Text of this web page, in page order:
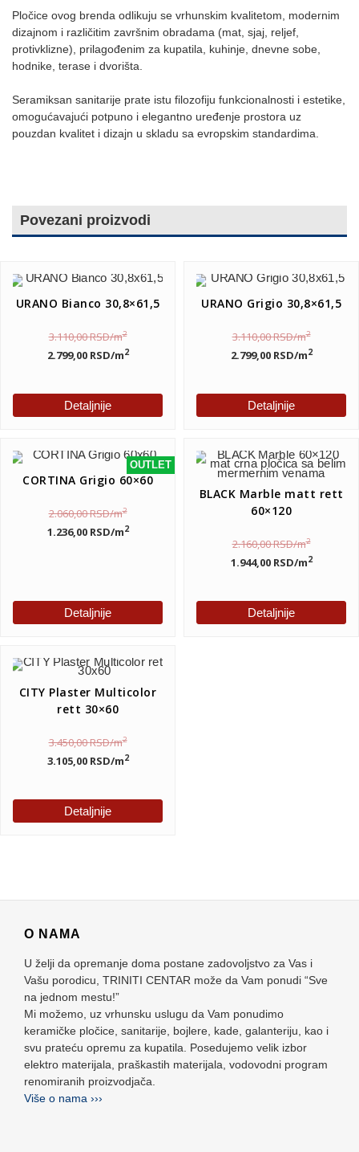
Pločice ovog brenda odlikuju se vrhunskim kvalitetom, modernim
dizajnom i različitim završnim obradama (mat, sjaj, reljef,
protivklizne), prilagođenim za kupatila, kuhinje, dnevne sobe,
hodnike, terase i dvorišta.
Seramiksan sanitarije prate istu filozofiju funkcionalnosti i estetike,
omogućavajući potpuno i elegantno uređenje prostora uz
pouzdan kvalitet i dizajn u skladu sa evropskim standardima.
Povezani proizvodi
URANO Bianco 30,8×61,5
3.110,00RSD/m2
2.799,00 RSD/m2
Detaljnije
URANO Grigio 30,8×61,5
3.110,00RSD/m2
2.799,00 RSD/m2
Detaljnije
OUTLET
CORTINA Grigio 60×60
2.060,00RSD/m2
1.236,00 RSD/m2
Detaljnije
BLACK Marble matt rett
60×120
2.160,00RSD/m2
1.944,00 RSD/m2
Detaljnije
CITY Plaster Multicolor
rett 30×60
3.450,00RSD/m2
3.105,00 RSD/m2
Detaljnije
O NAMA
U želji da opremanje doma postane zadovoljstvo za Vas i
Vašu porodicu, TRINITI CENTAR može da Vam ponudi “Sve
na jednom mestu!”
Mi možemo, uz vrhunsku uslugu da Vam ponudimo
keramičke pločice, sanitarije, bojlere, kade, galanteriju, kao i
svu prateću opremu za kupatila. Posedujemo velik izbor
elektro materijala, praškastih materijala, vodovodni program
renomiranih proizvodjača.
Više o nama ›››